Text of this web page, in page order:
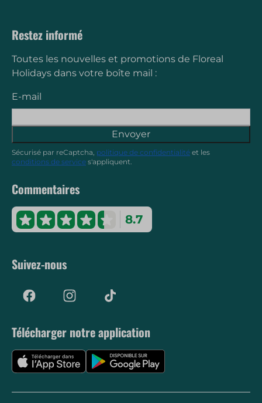
Restez informé
Toutes les nouvelles et promotions de Floreal
Holidays dans votre boîte mail :
E-mail
Envoyer
Sécurisé par reCaptcha, politique de confidentialité et les
conditions de service s'appliquent.
Commentaires
8.7
Suivez-nous
Télécharger notre application